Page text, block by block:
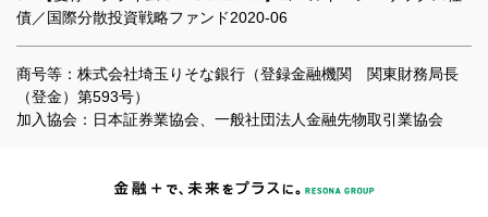
債／国際分散投資戦略ファンド2020-06
商号等：株式会社埼玉りそな銀行（登録金融機関 関東財務局長
（登金）第593号）
加入協会：日本証券業協会、一般社団法人金融先物取引業協会